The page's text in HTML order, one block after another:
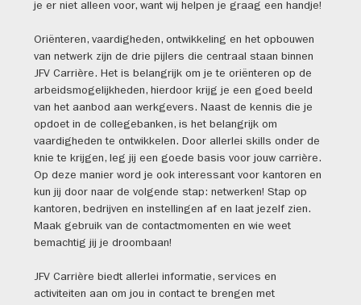
je er niet alleen voor, want wij helpen je graag een handje!
Oriënteren, vaardigheden, ontwikkeling en het opbouwen
van netwerk zijn de drie pijlers die centraal staan binnen
JFV Carrière. Het is belangrijk om je te oriënteren op de
arbeidsmogelijkheden, hierdoor krijg je een goed beeld
van het aanbod aan werkgevers. Naast de kennis die je
opdoet in de collegebanken, is het belangrijk om
vaardigheden te ontwikkelen. Door allerlei skills onder de
knie te krijgen, leg jij een goede basis voor jouw carrière.
Op deze manier word je ook interessant voor kantoren en
kun jij door naar de volgende stap: netwerken! Stap op
kantoren, bedrijven en instellingen af en laat jezelf zien.
Maak gebruik van de contactmomenten en wie weet
bemachtig jij je droombaan!
JFV Carrière biedt allerlei informatie, services en
activiteiten aan om jou in contact te brengen met